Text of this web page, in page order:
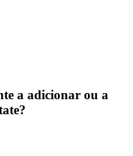
a adicionar ou a